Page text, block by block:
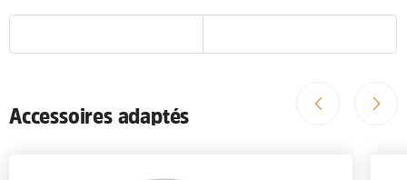
Accessoires adaptés